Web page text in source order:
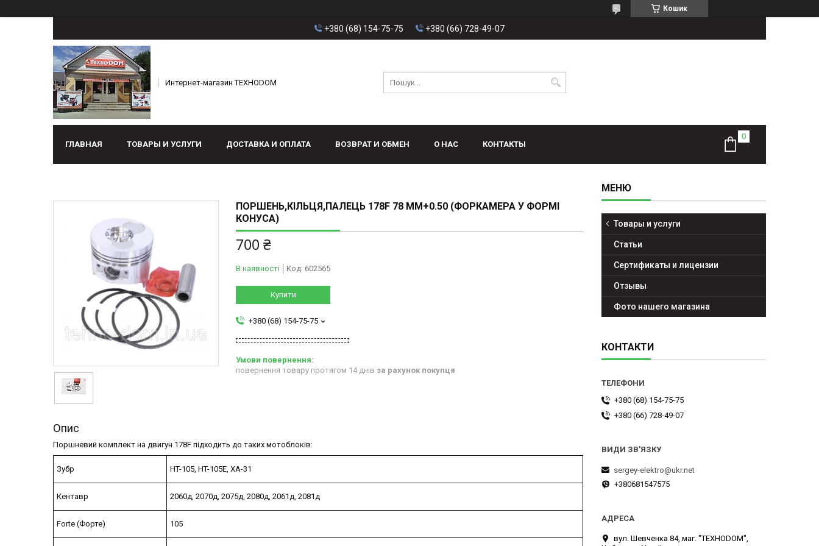
Кошик
+380 (68) 154-75-75 +380 (66) 728-49-07
Интернет-магазин ТЕХНОDOM
ГЛАВНАЯ ТОВАРЫ И УСЛУГИ ДОСТАВКА И ОПЛАТА ВОЗВРАТ И ОБМЕН О НАС КОНТАКТЫ
ПОРШЕНЬ,КІЛЬЦЯ,ПАЛЕЦЬ 178F 78 ММ+0.50 (ФОРКАМЕРА У ФОРМІ
КОНУСА)
700 ₴
В наявності Код: 602565
Купити
+380 (68) 154-75-75
повернення товару протягом 14 днів за рахунок покупця
Опис
Поршневий комплект на двигун 178F підходить до таких мотоблоків:
Зубр HT-105, HT-105E, ХА-31
Кентавр 2060д, 2070д, 2075д, 2080д, 2061д, 2081д
Forte (Форте) 105
Товары и услуги
Статьи
Сертификаты и лицензии
Отзывы
Фото нашего магазина
КОНТАКТИ
+380 (68) 154-75-75
+380 (66) 728-49-07
sergey-elektro@ukr.net
+380681547575
вул. Шевченка 84, маг. "ТЕХНОDOM",